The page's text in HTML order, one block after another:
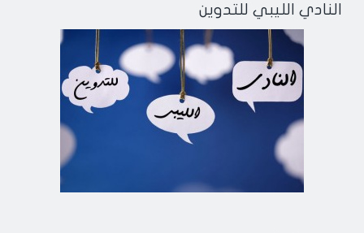
النادي الليبي للتدوين